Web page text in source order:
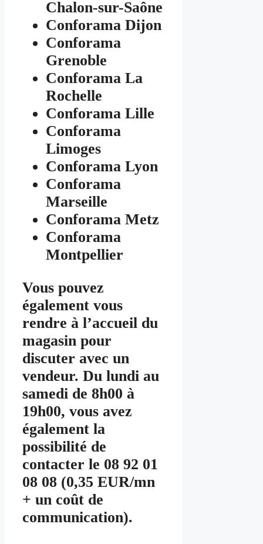
Chalon-sur-Saône
Conforama Dijon
Conforama
Grenoble
Conforama La
Rochelle
Conforama Lille
Conforama
Limoges
Conforama Lyon
Conforama
Marseille
Conforama Metz
Conforama
Montpellier
Vous pouvez
également vous
rendre à l’accueil du
magasin pour
discuter avec un
vendeur. Du lundi au
samedi de 8h00 à
19h00, vous avez
également la
possibilité de
contacter le 08 92 01
08 08 (0,35 EUR/mn
+ un coût de
communication).